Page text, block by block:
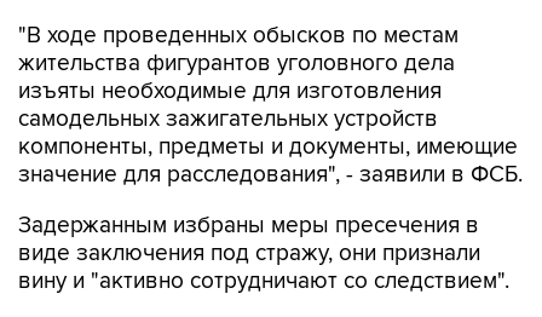
"В ходе проведенных обысков по местам
жительства фигурантов уголовного дела
изъяты необходимые для изготовления
самодельных зажигательных устройств
компоненты, предметы и документы, имеющие
значение для расследования", - заявили в ФСБ.
Задержанным избраны меры пресечения в
виде заключения под стражу, они признали
вину и "активно сотрудничают со следствием".